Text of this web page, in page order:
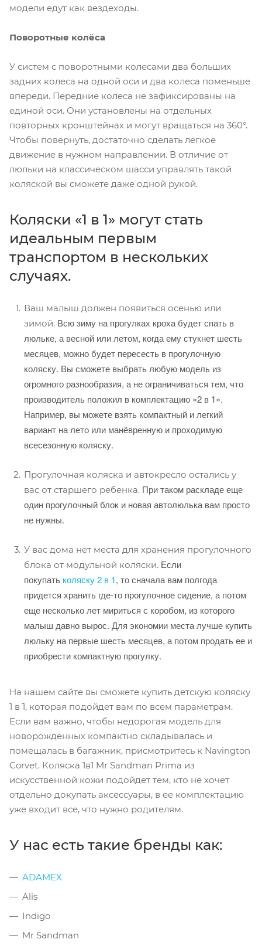
модели едут как вездеходы.
Поворотные колёса
У систем с поворотными колесами два больших
задних колеса на одной оси и два колеса поменьше
впереди. Передние колеса не зафиксированы на
единой оси. Они установлены на отдельных
повторных кронштейнах и могут вращаться на 360°.
Чтобы повернуть, достаточно сделать легкое
движение в нужном направлении. В отличие от
люльки на классическом шасси управлять такой
коляской вы сможете даже одной рукой.
Коляски «1 в 1» могут стать
идеальным первым
транспортом в нескольких
случаях.
Ваш малыш должен появиться осенью или
зимой. Всю зиму на прогулках кроха будет спать в
люльке, а весной или летом, когда ему стукнет шесть
месяцев, можно будет пересесть в прогулочную
коляску. Вы сможете выбрать любую модель из
огромного разнообразия, а не ограничиваться тем, что
производитель положил в комплектацию «2 в 1».
Например, вы можете взять компактный и легкий
вариант на лето или манёвренную и проходимую
всесезонную коляску.
Прогулочная коляска и автокресло остались у
вас от старшего ребенка. При таком раскладе еще
один прогулочный блок и новая автолюлька вам просто
не нужны.
У вас дома нет места для хранения прогулочного
блока от модульной коляски. Если
покупать коляску 2 в 1, то сначала вам полгода
придется хранить где-то прогулочное сидение, а потом
еще несколько лет мириться с коробом, из которого
малыш давно вырос. Для экономии места лучше купить
люльку на первые шесть месяцев, а потом продать ее и
приобрести компактную прогулку.
На нашем сайте вы сможете купить детскую коляску
1 в 1, которая подойдет вам по всем параметрам.
Если вам важно, чтобы недорогая модель для
новорожденных компактно складывалась и
помещалась в багажник, присмотритесь к Navington
Corvet. Коляска 1в1 Mr Sandman Prima из
искусственной кожи подойдет тем, кто не хочет
отдельно докупать аксессуары, в ее комплектацию
уже входит все, что нужно родителям.
У нас есть такие бренды как:
ADAMEX
Alis
Indigo
Mr Sandman